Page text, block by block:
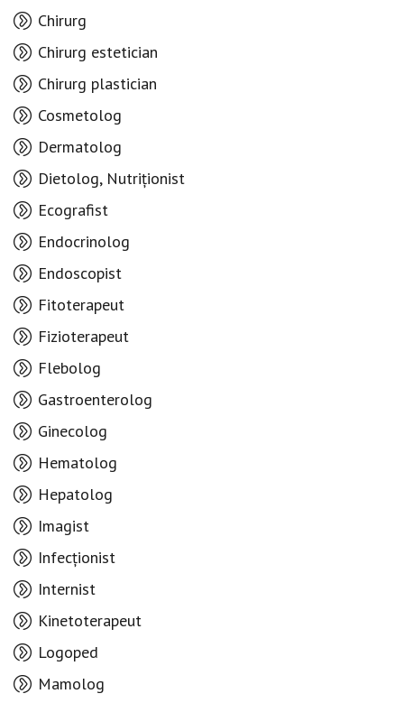
Chirurg
Chirurg estetician
Chirurg plastician
Cosmetolog
Dermatolog
Dietolog, Nutriționist
Ecografist
Endocrinolog
Endoscopist
Fitoterapeut
Fizioterapeut
Flebolog
Gastroenterolog
Ginecolog
Hematolog
Hepatolog
Imagist
Infecționist
Internist
Kinetoterapeut
Logoped
Mamolog